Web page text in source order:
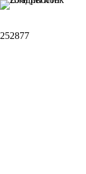
Перейти
252877